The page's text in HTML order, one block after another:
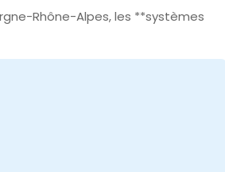
Rhône-Alpes, les **systèmes